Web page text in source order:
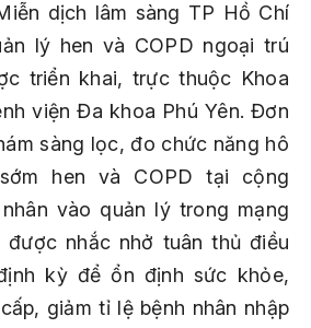
dịch lâm sàng TP Hồ Chí
lý hen và COPD ngoại trú
triển khai, trực thuộc Khoa
viện Đa khoa Phú Yên. Đơn
sàng lọc, đo chức năng hô
hen và COPD tại cộng
vào quản lý trong mạng
được nhắc nhở tuân thủ điều
kỳ để ổn định sức khỏe,
giảm tỉ lệ bệnh nhân nhập